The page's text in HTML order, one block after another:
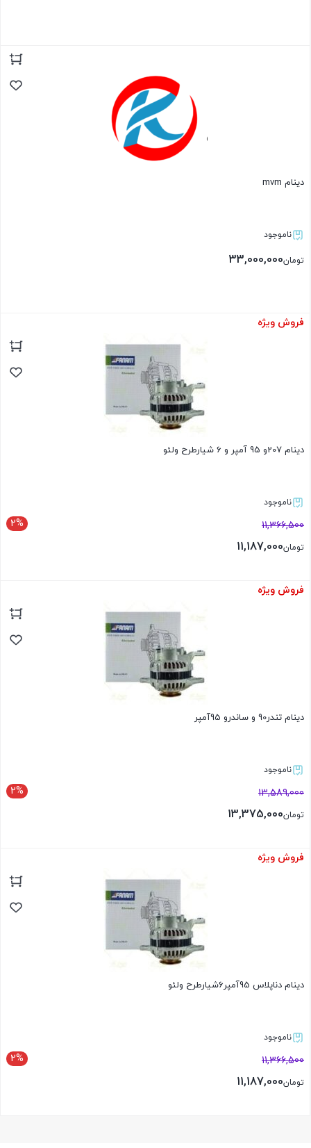
دینام mvm
ناموجود
تومان33,000,000
بستن
فروش ویژه
دینام 207و 95 آمپر و 6 شیارطرح ولئو
ناموجود
2% 11,366,500
تومان11,187,000
بستن
فروش ویژه
دینام تندر90 و ساندرو 95آمپر
ناموجود
2% 13,589,000
تومان13,375,000
بستن
فروش ویژه
دینام دناپلاس 95آمپر6شیارطرح ولئو
ناموجود
2% 11,366,500
تومان11,187,000